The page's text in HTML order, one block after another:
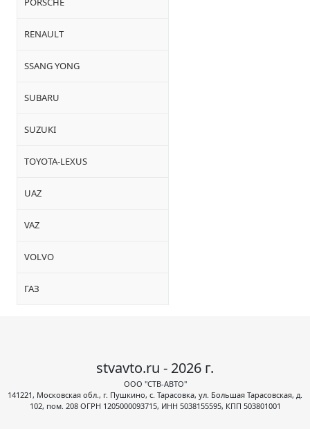
RENAULT
SSANG YONG
SUBARU
SUZUKI
TOYOTA-LEXUS
UAZ
VAZ
VOLVO
ГАЗ
stvavto.ru - 2026 г.
ООО "СТВ-АВТО"
141221, Московская обл., г. Пушкино, с. Тарасовка, ул. Большая Тарасовская, д.
102, пом. 208 ОГРН 1205000093715, ИНН 5038155595, КПП 503801001